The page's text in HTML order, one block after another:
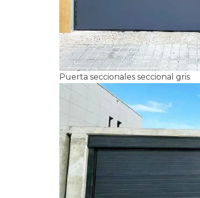
Puerta seccionales seccional gris